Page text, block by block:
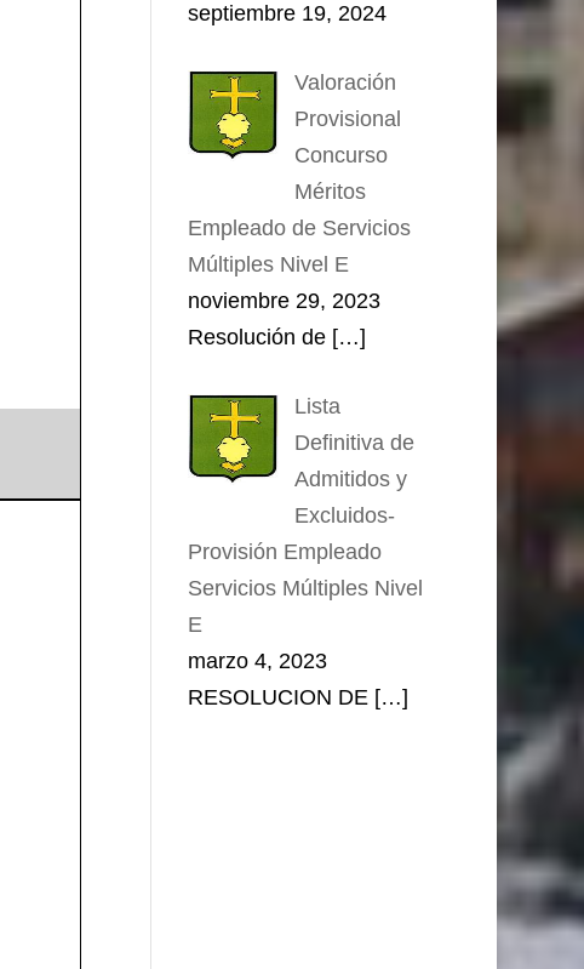
septiembre 19, 2024
Valoración
Provisional
Concurso
Méritos
Empleado de Servicios
Múltiples Nivel E
noviembre 29, 2023
Resolución de […]
Lista
Definitiva de
Admitidos y
Excluidos-
Provisión Empleado
Servicios Múltiples Nivel
E
marzo 4, 2023
RESOLUCION DE […]